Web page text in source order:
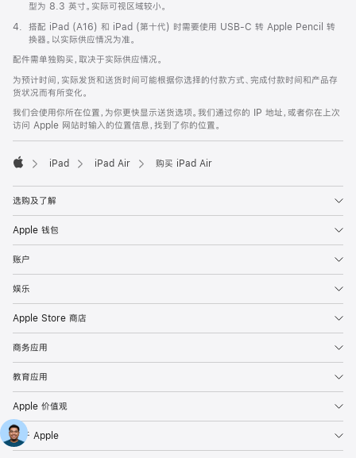
型为 8.3 英寸。实际可视区域较小。
脚
4.
搭配 iPad (A16) 和 iPad (第十代) 时需要使用 USB-C 转 Apple Pencil 转
换器。以实际供应情况为准。
配件需单独购买，取决于实际供应情况。
为预计时间，实际发货和送货时间可能根据你选择的付款方式、完成付款时间和产品存
货状况而有所变化。
我们会使用你所在位置，为你更快显示送货选项。我们通过你的 IP 地址，或者你在上次
访问 Apple 网站时输入的位置信息，找到了你的位置。
iPad iPad Air 购买 iPad Air
选购及了解
Apple 钱包
账户
娱乐
Apple Store 商店
商务应用
教育应用
Apple 价值观
关于 Apple